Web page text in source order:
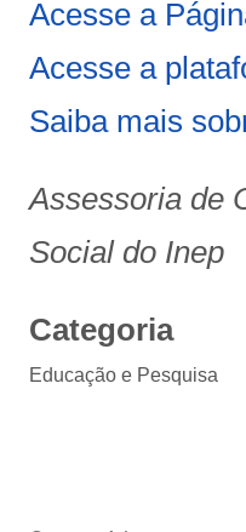
Acesse a
Acesse a
Saiba mais
Assessoria de
Social do Inep
Categoria
Educação e Pesquisa